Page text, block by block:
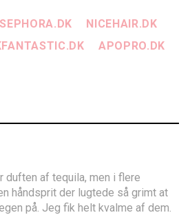
SEPHORA.DK
NICEHAIR.DK
APOPRO.DK
duften af tequila, men i flere
håndsprit der lugtede så grimt at
på. Jeg fik helt kvalme af dem.